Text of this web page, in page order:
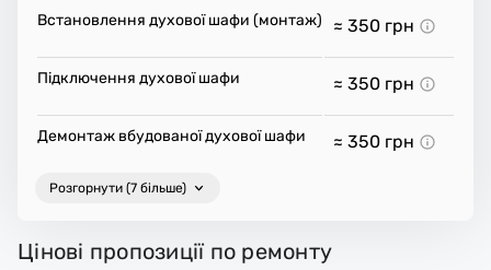
Встановлення духової шафи (монтаж) ≈ 350 грн
Підключення духової шафи ≈ 350 грн
Демонтаж вбудованої духової шафи ≈ 350 грн
Розгорнути (7 більше)
Цінові пропозиції по ремонту